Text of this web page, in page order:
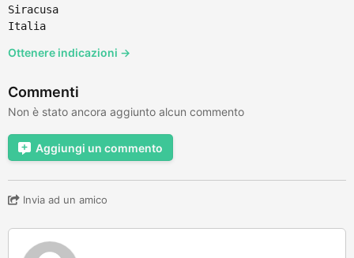
Siracusa
Italia
Ottenere indicazioni →
Commenti
Non è stato ancora aggiunto alcun commento
Aggiungi un commento
Invia ad un amico